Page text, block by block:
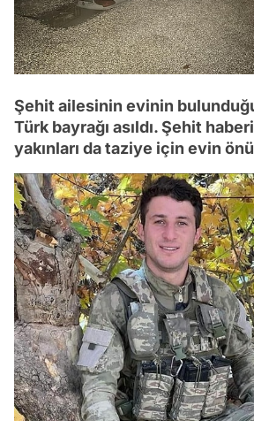
Şehit ailesinin evinin
Türk bayrağı asıldı. Şehit
yakınları da taziye için evin